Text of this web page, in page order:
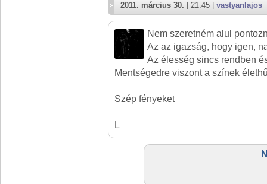
2011. március 30. | 21:45 | vastyanlajos
Nem szeretném alul
Az az igazság, hogy igen,
Az élesség sincs rendben
Mentségedre viszont a színek
Szép fényeket
L